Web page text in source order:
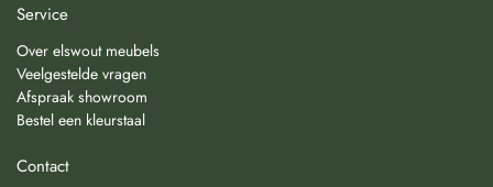
Service
Over elswout meubels
Veelgestelde vragen
Afspraak showroom
Bestel een kleurstaal
Contact